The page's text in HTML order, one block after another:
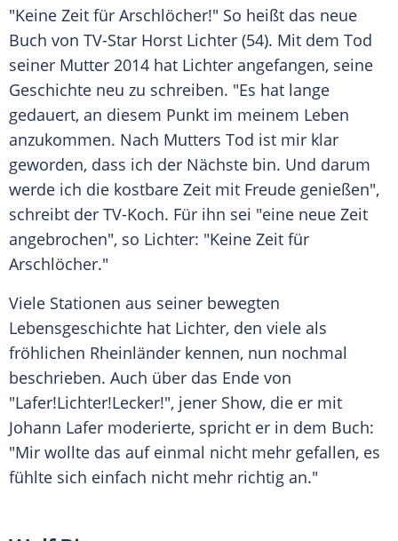
"Keine Zeit für Arschlöcher!" So heißt das neue
Buch von TV-Star Horst Lichter (54). Mit dem Tod
seiner Mutter 2014 hat Lichter angefangen, seine
Geschichte neu zu schreiben. "Es hat lange
gedauert, an diesem Punkt im meinem Leben
anzukommen. Nach Mutters Tod ist mir klar
geworden, dass ich der Nächste bin. Und darum
werde ich die kostbare Zeit mit Freude genießen",
schreibt der TV-Koch. Für ihn sei "eine neue Zeit
angebrochen", so Lichter: "Keine Zeit für
Arschlöcher."
Viele Stationen aus seiner bewegten
Lebensgeschichte hat Lichter, den viele als
fröhlichen Rheinländer kennen, nun nochmal
beschrieben. Auch über das Ende von
"Lafer!Lichter!Lecker!", jener Show, die er mit
Johann Lafer moderierte, spricht er in dem Buch:
"Mir wollte das auf einmal nicht mehr gefallen, es
fühlte sich einfach nicht mehr richtig an."